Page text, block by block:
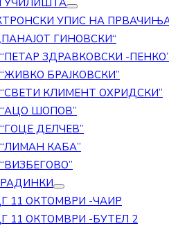
УЧИЛИШТА
УПИС НА
ГИНОВСКИ“
ЗДРАВКОВСКИ -ПЕНКО”
БРАЈКОВСКИ”
КЛИМЕНТ ОХРИДСКИ”
ШОПОВ”
ДЕЛЧЕВ”
КАБА”
11 ОКТОМВРИ -ЧАИР
11 ОКТОМВРИ -БУТЕЛ 2